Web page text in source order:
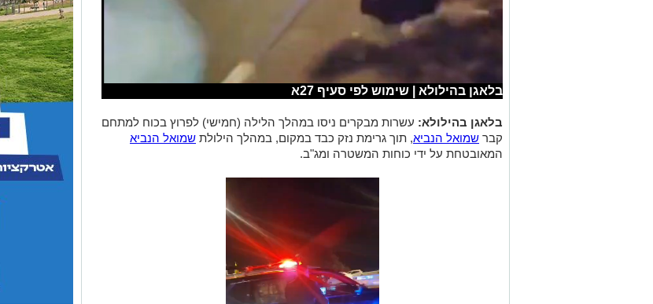
בלאגן בהילולא | שימוש לפי סעיף 27א
בלאגן בהילולא: עשרות מבקרים ניסו במהלך הלילה (חמישי) לפרוץ בכוח למתחם
קבר שמואל הנביא, תוך גרימת נזק כבד במקום, במהלך הילולת שמואל הנביא
המאובטחת על ידי כוחות המשטרה ומג"ב.